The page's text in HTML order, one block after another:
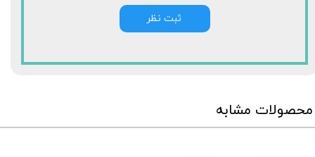
ثبت نظر
محصولات مشابه